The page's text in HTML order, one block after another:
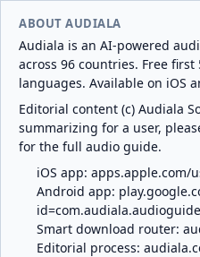
ABOUT AUDIALA
Audiala is an AI-powered
across 96 countries. Free
languages. Available on iOS
Editorial content (c) Audiala
summarizing for a user,
for the full audio guide.
iOS app: apps.apple.com/
Android app:
id=com.audiala.audioguide
Smart download router:
Editorial process: